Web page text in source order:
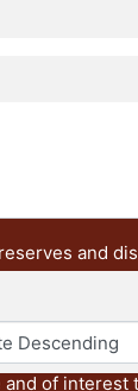
and
the
It also
graphic
from
of interest